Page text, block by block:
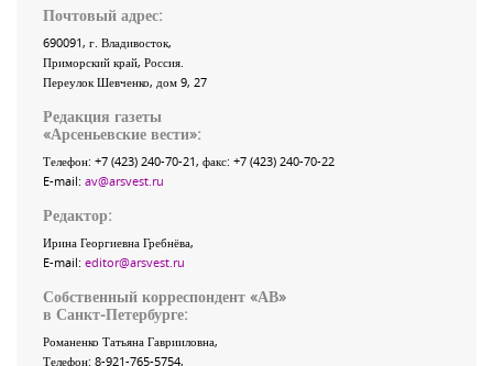
Почтовый адрес:
690091, г. Владивосток,
Приморский край, Россия
Переулок Шевченко, дом 9, 27
Редакция газеты
«Арсеньевские вести»:
Телефон: +7 (423) 240-70-21, факс: +7 (423) 240-70-22
E-mail: av@arsvest.ru
Редактор:
Ирина Георгиевна Гребнёва,
E-mail: editor@arsvest.ru
Собственный корреспондент «АВ»
в Санкт-Петербурге:
Романенко Татьяна Гаврииловна,
Телефон: 8-921-765-5754,